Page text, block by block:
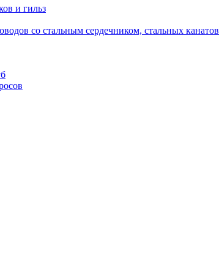
и гильз
со стальным сердечником, стальных канатов